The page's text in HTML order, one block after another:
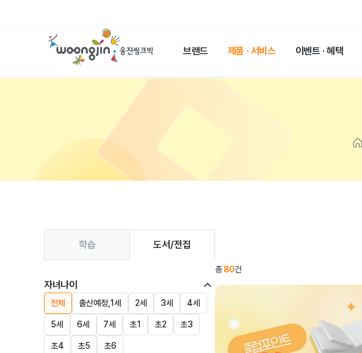
웅
진
크
브랜드 제품 · 서비스 이벤트 · 혜택
품
·
서
비
학습 도서/전집
자녀나이
전체 출산예정,1세 2세 3세 4세
5세 6세 7세 초1 초2 초3
초4 초5 초6
총80건